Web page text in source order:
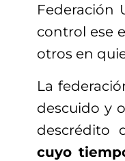
Federación
control ese
otros en
La
descuido y
descrédito
cuyo